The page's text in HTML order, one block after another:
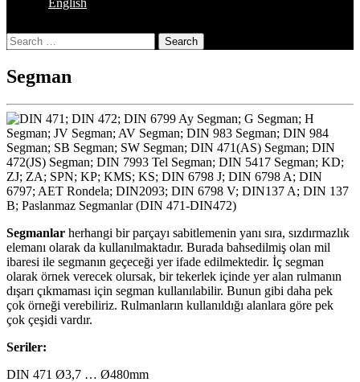
Close
Button
Search
Segman
Segmanlar herhangi bir parçayı sabitlemenin yanı sıra, sızdırmazlık
elemanı olarak da kullanılmaktadır. Burada bahsedilmiş olan mil
ibaresi ile segmanın geçeceği yer ifade edilmektedir. İç segman
olarak örnek verecek olursak, bir tekerlek içinde yer alan rulmanın
dışarı çıkmaması için segman kullanılabilir. Bunun gibi daha pek
çok örneği verebiliriz. Rulmanların kullanıldığı alanlara göre pek
çok çeşidi vardır.
Seriler:
DIN 471 Ø3,7 … Ø480mm